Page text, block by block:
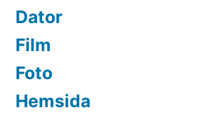
Dator
Film
Foto
Hemsida